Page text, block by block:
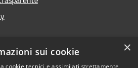
×
sui cookie
cookie tecnici e assimilati strettamente